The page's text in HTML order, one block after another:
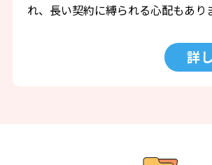
れ、長い契約に縛られる心配もあり
詳